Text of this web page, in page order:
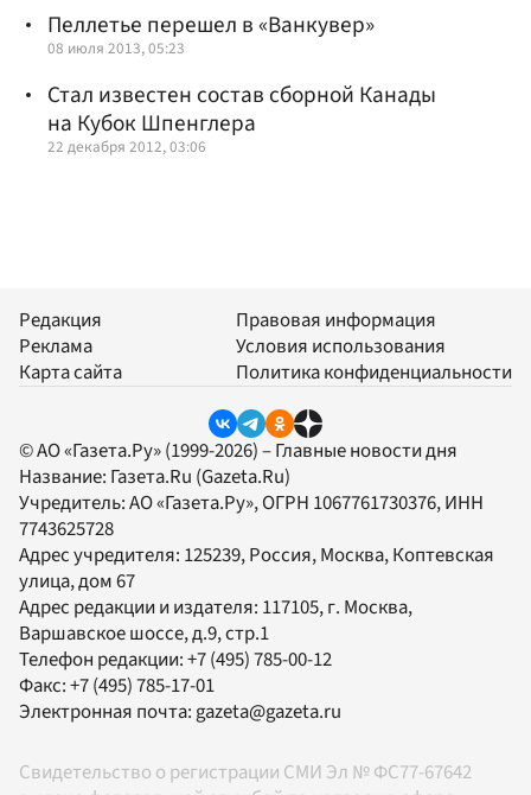
Пеллетье перешел в «Ванкувер»
08 июля 2013, 05:23
Стал известен состав сборной Канады
на Кубок Шпенглера
22 декабря 2012, 03:06
Редакция
Реклама
Карта сайта
Правовая информация
Условия использования
Политика конфиденциальности
© АО «Газета.Ру» (1999-2026) – Главные новости дня
Название: Газета.Ru (Gazeta.Ru)
Учредитель:АО «Газета.Ру», ОГРН 1067761730376, ИНН
7743625728
Адрес учредителя: 125239, Россия, Москва, Коптевская
улица, дом 67
Адрес редакции и издателя: 117105, г. Москва,
Варшавское шоссе, д.9, стр.1
Телефон редакции:+7 (495) 785-00-12
Факс:+7 (495) 785-17-01
Электронная почта:gazeta@gazeta.ru
Свидетельство о регистрации СМИ Эл № ФС77-67642